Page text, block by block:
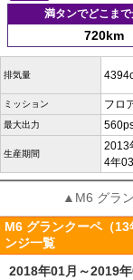
満タンでどこまで
720km
排気量
ミッション フロ
最大出力
生産期間
2013
4年
▲M6 グラ
M6 グランクーペ（
ンジ一覧
2018年01月～2019